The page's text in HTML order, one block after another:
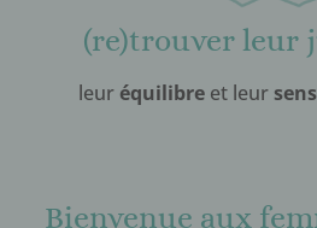
(re)trouver leur
leur équilibre et leur
Bienvenue aux